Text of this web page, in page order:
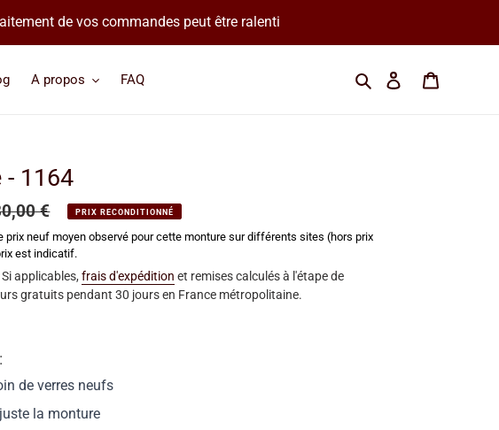
de vos commandes peut être ralenti
A propos FAQ Cherchez une
Se connecter
- 1164
€ PRIX RECONDITIONNÉ
prix neuf moyen observé pour cette monture sur différents sites (hors prix
est indicatif.
applicables, frais d'expédition et remises calculés à l'étape de
gratuits pendant 30 jours en France métropolitaine.
de verres neufs
la monture